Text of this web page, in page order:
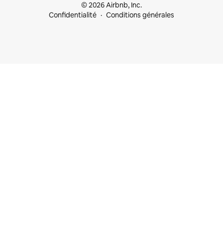
© 2026 Airbnb, Inc.
Confidentialité
Conditions générales